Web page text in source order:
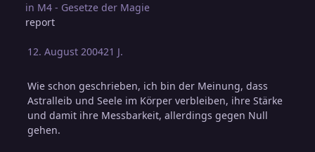
in M4 - Gesetze der Magie
report
12. August 200421 J.
Wie schon geschrieben, ich bin der Meinung, dass
Astralleib und Seele im Körper verbleiben, ihre Stärke
und damit ihre Messbarkeit, allerdings gegen Null
gehen.